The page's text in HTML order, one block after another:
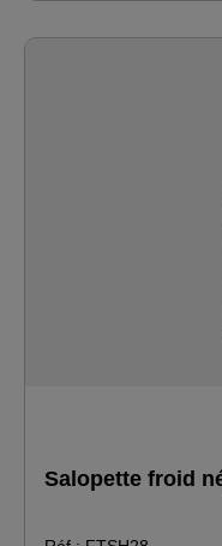
poche à l'intérieur de
serrage élastique
le resserrer ·
intérieure en tricot et
boutons-poussoirs à
polaire pour la
Salopette froid